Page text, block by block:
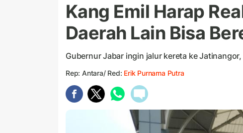
Kang Emil Harap
Daerah Lain Bisa
Gubernur Jabar ingin jalur kereta ke
Rep: Antara/ Red: Erik Purnama Putra